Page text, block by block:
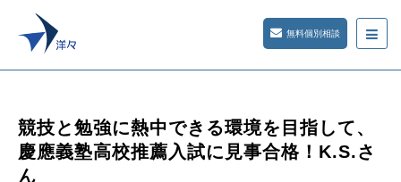
無料個別相談
競技と勉強に熱中できる環境を目指して、
慶應義塾高校推薦入試に見事合格！K.S.さ
ん